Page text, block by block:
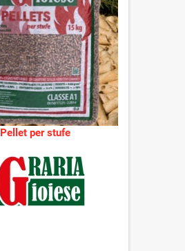
Pellet per stufe